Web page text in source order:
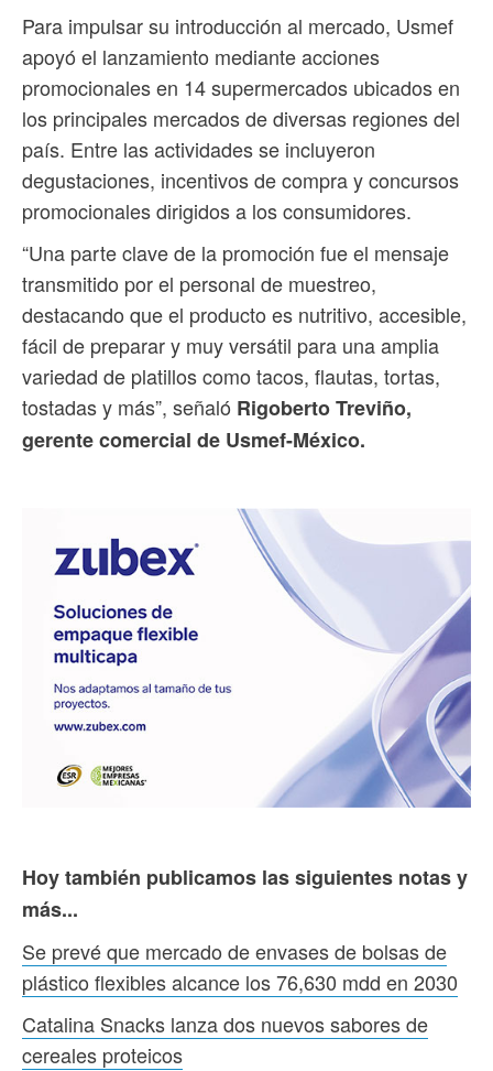
Para impulsar su introducción al mercado, Usmef
apoyó el lanzamiento mediante acciones
promocionales en 14 supermercados ubicados en
los principales mercados de diversas regiones del
país. Entre las actividades se incluyeron
degustaciones, incentivos de compra y concursos
promocionales dirigidos a los consumidores.
“Una parte clave de la promoción fue el mensaje
transmitido por el personal de muestreo,
destacando que el producto es nutritivo, accesible,
fácil de preparar y muy versátil para una amplia
variedad de platillos como tacos, flautas, tortas,
tostadas y más”, señaló Rigoberto Treviño,
gerente comercial de Usmef-México.
Hoy también publicamos las siguientes notas y
más...
Se prevé que mercado de envases de bolsas de
plástico flexibles alcance los 76,630 mdd en 2030
Catalina Snacks lanza dos nuevos sabores de
cereales proteicos